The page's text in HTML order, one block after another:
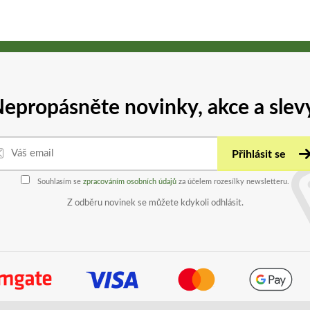
novinky, akce a
Přihlásit se
Souhlasím se zpracováním osobních údajů za účelem rozesílky newsletteru.
Z odběru novinek se můžete kdykoli odhlásit.